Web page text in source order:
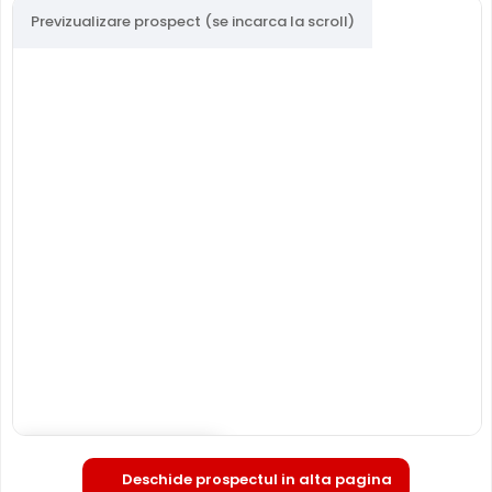
In plus, fata de functia D-WDR (Digital Wide Dinamic
Range), care este o functie software, care imbunatateste
imaginea in aceleasi conditii, functia True WDR care in
Previzualizare prospect (se incarca la scroll)
Deschide prospectul in alta pagina